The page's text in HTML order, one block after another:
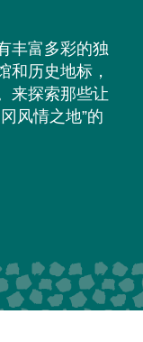
丰富多彩的独
历史地标，
来探索那些让
风情之地”的